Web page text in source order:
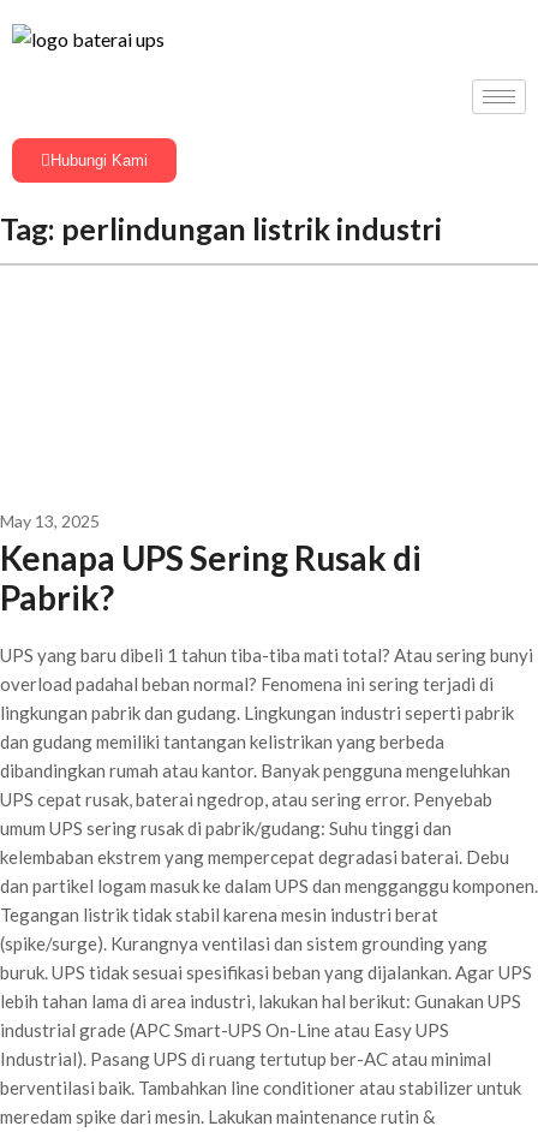
Hubungi Kami
Tag: perlindungan listrik industri
May 13, 2025
Kenapa UPS Sering Rusak di
Pabrik?
UPS yang baru dibeli 1 tahun tiba-tiba mati total? Atau sering bunyi
overload padahal beban normal? Fenomena ini sering terjadi di
lingkungan pabrik dan gudang. Lingkungan industri seperti pabrik
dan gudang memiliki tantangan kelistrikan yang berbeda
dibandingkan rumah atau kantor. Banyak pengguna mengeluhkan
UPS cepat rusak, baterai ngedrop, atau sering error. Penyebab
umum UPS sering rusak di pabrik/gudang: Suhu tinggi dan
kelembaban ekstrem yang mempercepat degradasi baterai. Debu
dan partikel logam masuk ke dalam UPS dan mengganggu komponen.
Tegangan listrik tidak stabil karena mesin industri berat
(spike/surge). Kurangnya ventilasi dan sistem grounding yang
buruk. UPS tidak sesuai spesifikasi beban yang dijalankan. Agar UPS
lebih tahan lama di area industri, lakukan hal berikut: Gunakan UPS
industrial grade (APC Smart-UPS On-Line atau Easy UPS
Industrial). Pasang UPS di ruang tertutup ber-AC atau minimal
berventilasi baik. Tambahkan line conditioner atau stabilizer untuk
meredam spike dari mesin. Lakukan maintenance rutin &